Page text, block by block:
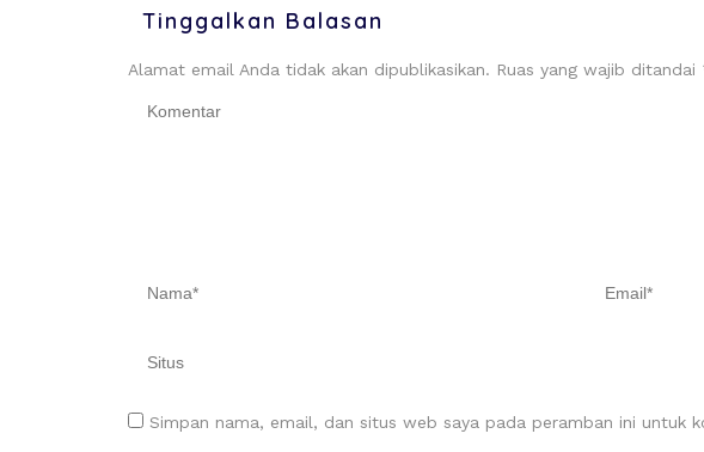
Tinggalkan Balasan
Alamat email Anda tidak akan dipublikasikan. Ruas yang wajib ditandai
Simpan nama, email, dan situs web saya pada peramban ini untuk